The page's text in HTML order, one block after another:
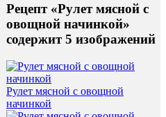
Рецепт «Рулет мясной с
овощной начинкой»
содержит 5 изображений
Рулет мясной с овощной
начинкой